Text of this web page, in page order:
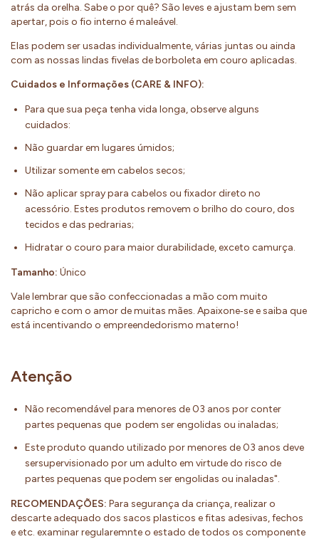
atrás da orelha. Sabe o por quê? São leves e ajustam bem sem
apertar, pois o fio interno é maleável.
Elas podem ser usadas individualmente, várias juntas ou ainda
com as nossas lindas fivelas de borboleta em couro aplicadas.
Cuidados e Informações (CARE & INFO):
Para que sua peça tenha vida longa, observe alguns
cuidados:
Não guardar em lugares úmidos;
Utilizar somente em cabelos secos;
Não aplicar spray para cabelos ou fixador direto no
acessório. Estes produtos removem o brilho do couro, dos
tecidos e das pedrarias;
Hidratar o couro para maior durabilidade, exceto camurça.
Tamanho: Único
Vale lembrar que são confeccionadas a mão com muito
capricho e com o amor de muitas mães. Apaixone‐se e saiba que
está incentivando o empreendedorismo materno!
Atenção
Não recomendável para menores de 03 anos por conter
partes pequenas que podem ser engolidas ou inaladas;
Este produto quando utilizado por menores de 03 anos deve
sersupervisionado por um adulto em virtude do risco de
partes pequenas que podem ser engolidas ou inaladas".
RECOMENDAÇÕES: Para segurança da criança, realizar o
descarte adequado dos sacos plasticos e fitas adesivas, fechos
e etc. examinar regularemnte o estado de todos os componente